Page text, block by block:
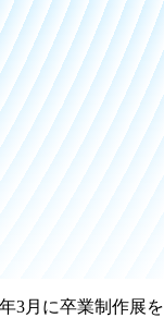
月に卒業制作展